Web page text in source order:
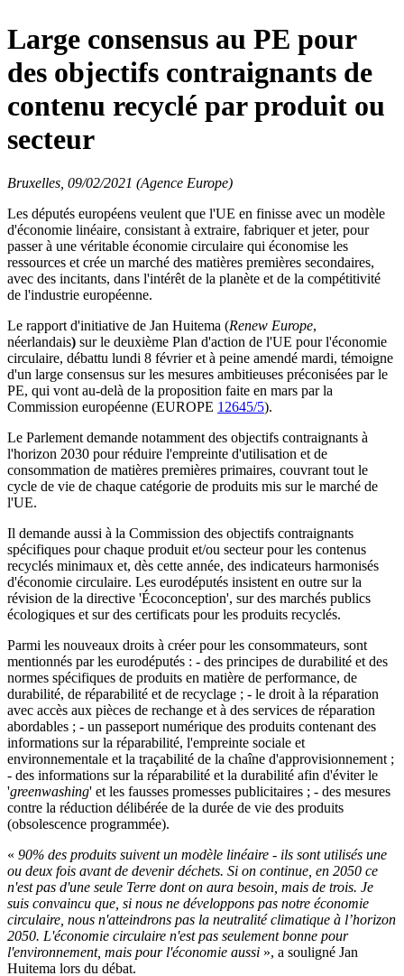
Large consensus au PE pour
des objectifs contraignants de
contenu recyclé par produit ou
secteur
Bruxelles, 09/02/2021 (Agence Europe)
Les députés européens veulent que l'UE en finisse avec un modèle
d'économie linéaire, consistant à extraire, fabriquer et jeter, pour
passer à une véritable économie circulaire qui économise les
ressources et crée un marché des matières premières secondaires,
avec des incitants, dans l'intérêt de la planète et de la compétitivité
de l'industrie européenne.
Le rapport d'initiative de Jan Huitema (Renew Europe,
néerlandais) sur le deuxième Plan d'action de l'UE pour l'économie
circulaire, débattu lundi 8 février et à peine amendé mardi, témoigne
d'un large consensus sur les mesures ambitieuses préconisées par le
PE, qui vont au-delà de la proposition faite en mars par la
Commission européenne (EUROPE 12645/5).
Le Parlement demande notamment des objectifs contraignants à
l'horizon 2030 pour réduire l'empreinte d'utilisation et de
consommation de matières premières primaires, couvrant tout le
cycle de vie de chaque catégorie de produits mis sur le marché de
l'UE.
Il demande aussi à la Commission des objectifs contraignants
spécifiques pour chaque produit et/ou secteur pour les contenus
recyclés minimaux et, dès cette année, des indicateurs harmonisés
d'économie circulaire. Les eurodéputés insistent en outre sur la
révision de la directive 'Écoconception', sur des marchés publics
écologiques et sur des certificats pour les produits recyclés.
Parmi les nouveaux droits à créer pour les consommateurs, sont
mentionnés par les eurodéputés : - des principes de durabilité et des
normes spécifiques de produits en matière de performance, de
durabilité, de réparabilité et de recyclage ; - le droit à la réparation
avec accès aux pièces de rechange et à des services de réparation
abordables ; - un passeport numérique des produits contenant des
informations sur la réparabilité, l'empreinte sociale et
environnementale et la traçabilité de la chaîne d'approvisionnement ;
- des informations sur la réparabilité et la durabilité afin d'éviter le
'greenwashing' et les fausses promesses publicitaires ; - des mesures
contre la réduction délibérée de la durée de vie des produits
(obsolescence programmée).
« 90% des produits suivent un modèle linéaire - ils sont utilisés une
ou deux fois avant de devenir déchets. Si on continue, en 2050 ce
n'est pas d'une seule Terre dont on aura besoin, mais de trois. Je
suis convaincu que, si nous ne développons pas notre économie
circulaire, nous n'atteindrons pas la neutralité climatique à l’horizon
2050. L'économie circulaire n'est pas seulement bonne pour
l'environnement, mais pour l'économie aussi », a souligné Jan
Huitema lors du débat.